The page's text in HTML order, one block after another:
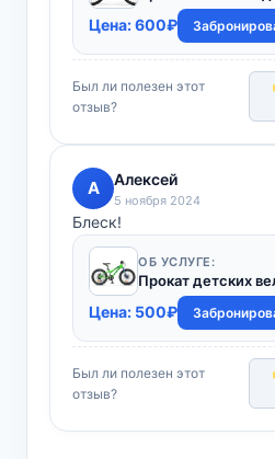
Цена:600₽
Был ли полезен этот
отзыв?
А Алексей
5 ноября 2024
Блеск!
ОБ УСЛУГЕ:
Прокат детских
Цена: 500₽
Был ли полезен этот
отзыв?